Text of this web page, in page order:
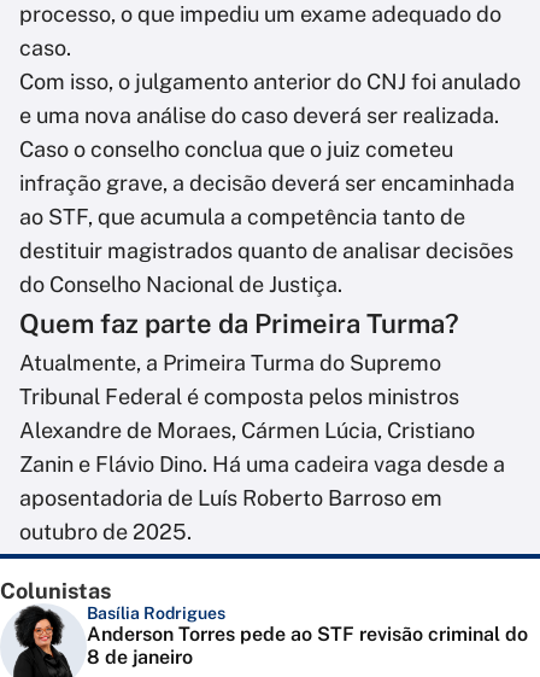
processo, o que impediu um exame adequado do
caso.
Com isso, o julgamento anterior do CNJ foi anulado
e uma nova análise do caso deverá ser realizada.
Caso o conselho conclua que o juiz cometeu
infração grave, a decisão deverá ser encaminhada
ao STF, que acumula a competência tanto de
destituir magistrados quanto de analisar decisões
do Conselho Nacional de Justiça.
Quem faz parte da Primeira Turma?
Atualmente, a Primeira Turma do Supremo
Tribunal Federal é composta pelos ministros
Alexandre de Moraes, Cármen Lúcia, Cristiano
Zanin e Flávio Dino. Há uma cadeira vaga desde a
aposentadoria de Luís Roberto Barroso em
outubro de 2025.
Colunistas
Basília Rodrigues
Anderson Torres pede ao STF revisão criminal do
8 de janeiro